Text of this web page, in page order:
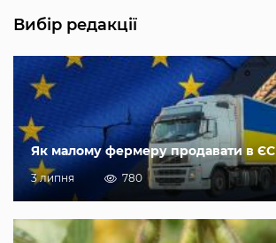
Вибір редакції
Як малому фермеру продавати в ЄС
3 липня 780